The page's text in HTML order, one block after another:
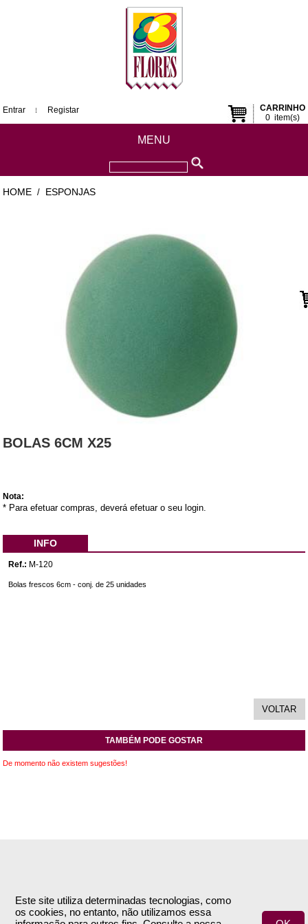
Este site utiliza determinadas tecnologias, como
os cookies, no entanto, não utilizamos essa
CARRINHO
0item(s)
Entrar Registar
MENU
HOME / ESPONJAS
BOLAS 6CM X25
Nota:
* Para efetuar compras, deverá efetuar o seu login.
INFO
Ref.: M-120
Bolas frescos 6cm - conj. de 25 unidades
TAMBÉM PODE GOSTAR
De momento não existem sugestões!
Empresa
Termos e Condições
Encomendas & Pagamentos
Envio